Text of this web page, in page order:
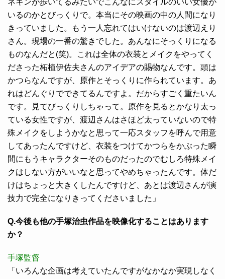
ネキンが歩いてるみたいでこんなにスタイルのいい女優が
いるのかとびっくりで。本当にその映画の中の人間になり
きっていました。もう一人忘れてはいけないのは渡辺えり
さん。現場の一番の驚きでした。あんなにそっくりになる
ものなんだと(笑)。これは全体の衣装とメイクをやってく
ださった柘植伊佐夫さんのアイデアの賜物なんです。頭は
かつらなんですが、原作とそっくりに作られています。あ
れはどんぐりでできてるんですよ。だからすごく重たいん
です。見てびっくりしちゃって。原作を見るとかなり太っ
ている女性ですが、渡辺さんはさほど太っていないので特
殊メイクをしようかなと思って一応スタッフを呼んで用意
してあったんですけど、衣装をつけてかつらをかぶった瞬
間にもうキャラクターそのものだったのでむしろ特殊メイ
クはしない方がいいなと思ってやめちゃったんです。体だ
けはちょっと大きくしたんですけど、あとは渡辺さんが演
技力で完全になりきってくださいました」
Q.今後も他の手塚治虫作品を映像化することはあります
か？
手塚監督
「いろんな企画は考えていたんですがなかなか実現しなく